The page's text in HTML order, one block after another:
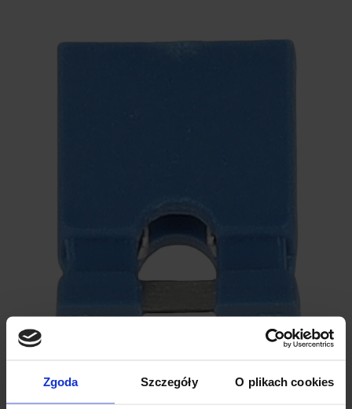
Zgoda Szczegóły O plikach cookies
SPECYFIKACJA TECHNICZNA